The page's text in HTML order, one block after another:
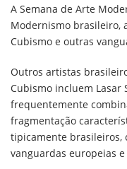
A Semana de Arte
Modernismo brasileiro,
Cubismo e outras
Outros artistas
Cubismo incluem Lasar
frequentemente
fragmentação
tipicamente brasileiros,
vanguardas europeias